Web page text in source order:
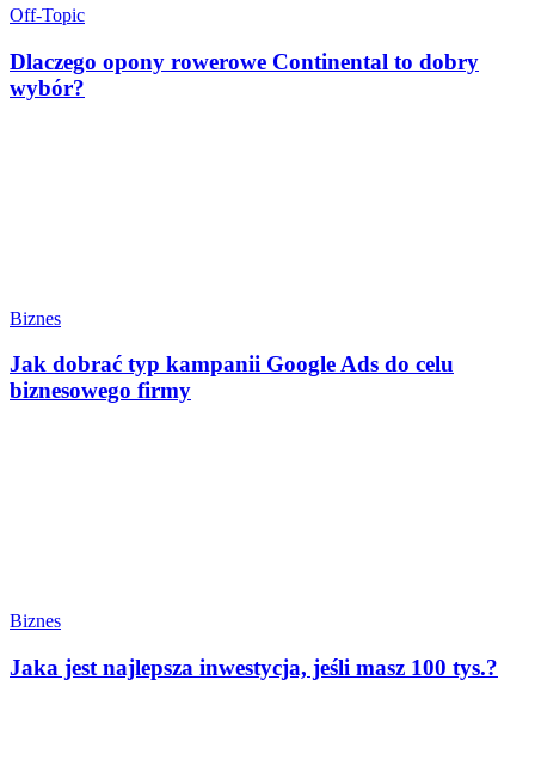
Off-Topic
Dlaczego opony rowerowe Continental to dobry
wybór?
Biznes
Jak dobrać typ kampanii Google Ads do celu
biznesowego firmy
Biznes
Jaka jest najlepsza inwestycja, jeśli masz 100 tys.?